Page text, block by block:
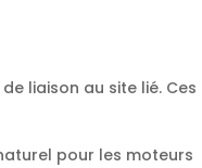
liaison au site lié. Ces
pour les moteurs